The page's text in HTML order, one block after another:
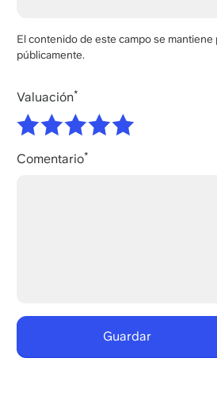
El contenido de este campo se
públicamente.
Valuación
Comentario